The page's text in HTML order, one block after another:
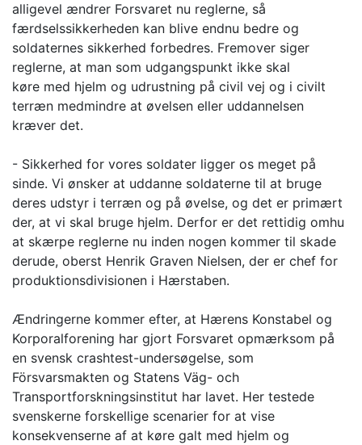
alligevel ændrer Forsvaret nu reglerne, så
færdselssikkerheden kan blive endnu bedre og
soldaternes sikkerhed forbedres. Fremover siger
reglerne, at man som udgangspunkt ikke skal
køre med hjelm og udrustning på civil vej og i civilt
terræn medmindre at øvelsen eller uddannelsen
kræver det.
- Sikkerhed for vores soldater ligger os meget på
sinde. Vi ønsker at uddanne soldaterne til at bruge
deres udstyr i terræn og på øvelse, og det er primært
der, at vi skal bruge hjelm. Derfor er det rettidig omhu
at skærpe reglerne nu inden nogen kommer til skade
derude, oberst Henrik Graven Nielsen, der er chef for
produktionsdivisionen i Hærstaben.
Ændringerne kommer efter, at Hærens Konstabel og
Korporalforening har gjort Forsvaret opmærksom på
en svensk crashtest-undersøgelse, som
Försvarsmakten og Statens Väg- och
Transportforskningsinstitut har lavet. Her testede
svenskerne forskellige scenarier for at vise
konsekvenserne af at køre galt med hjelm og